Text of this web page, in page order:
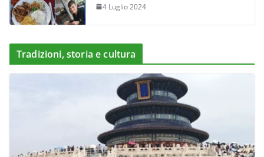
4 Luglio 2024
Tradizioni, storia e cultura